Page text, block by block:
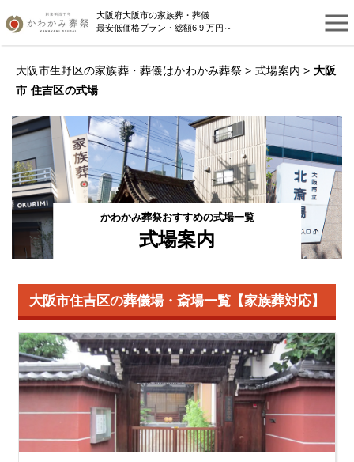
大阪府大阪市の家族葬・葬儀
最安低価格プラン・総額6.9 万円～
大阪市生野区の家族葬・葬儀はかわかみ葬祭 > 式場案内 >大阪
市 住吉区の式場
かわかみ葬祭おすすめの式場一覧
式場案内
大阪市住吉区の葬儀場・斎場一覧【家族葬対応】